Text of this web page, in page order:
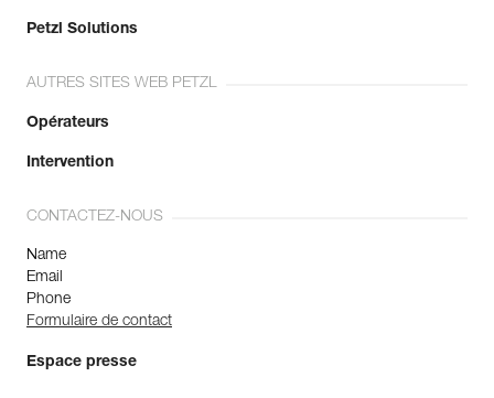
Petzl Solutions
AUTRES SITES WEB PETZL
Opérateurs
Intervention
CONTACTEZ-NOUS
Name
Email
Phone
Formulaire de contact
Espace presse